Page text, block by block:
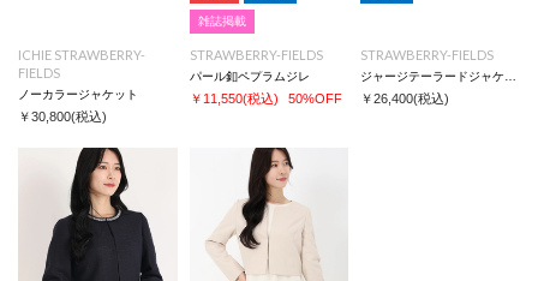
ICHIE STRAWBERRY-
FIELDS
ノーカラージャケット
￥30,800(税込)
雑誌掲載
STRAWBERRY-FIELDS
パール釦ペプラムジレ
￥11,550(税込) 50%OFF
STRAWBERRY-FIELDS
￥26,400(税込)